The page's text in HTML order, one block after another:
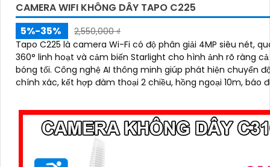
CAMERA WIFI KHÔNG DÂY TAPO C225
5%-35%
2,550,000 ₫
Tapo C225 là camera Wi-Fi có độ phân giải 4MP siêu nét,
360° linh hoạt và cảm biến Starlight cho hình ảnh rõ ràng
bóng tối. Công nghệ AI thông minh giúp phát hiện chuyển động
chính xác, kết hợp đàm thoại 2 chiều, hồng ngoại 10m, báo
khe cắm thẻ nhớ hỗ trợ tới 512GB lưu trữ lâu dài